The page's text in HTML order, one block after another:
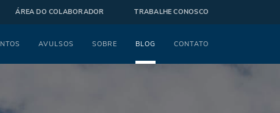
ÁREA DO COLABORADOR TRABALHE CONOSCO
AVULSOS SOBRE BLOG CONTATO